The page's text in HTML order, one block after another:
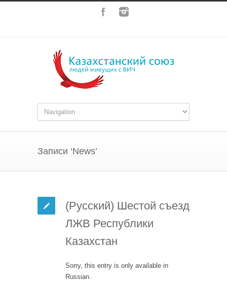
Записи ‘News’
(Русский) Шестой съезд
ЛЖВ Республики
Казахстан
Sorry, this entry is only available in
Russian.